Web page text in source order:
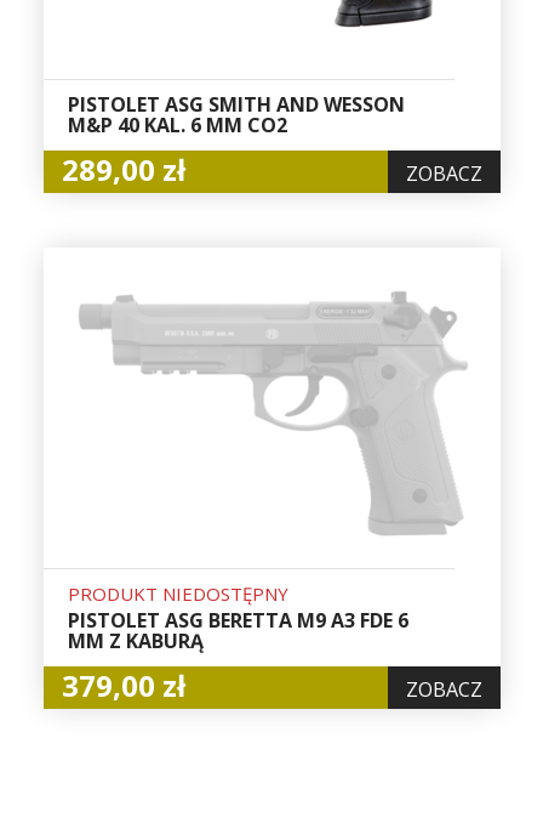
PISTOLET ASG SMITH AND WESSON
M&P 40 KAL. 6 MM CO2
289,00 zł ZOBACZ
PRODUKT NIEDOSTĘPNY
PISTOLET ASG BERETTA M9 A3 FDE 6
MM Z KABURĄ
379,00 zł ZOBACZ